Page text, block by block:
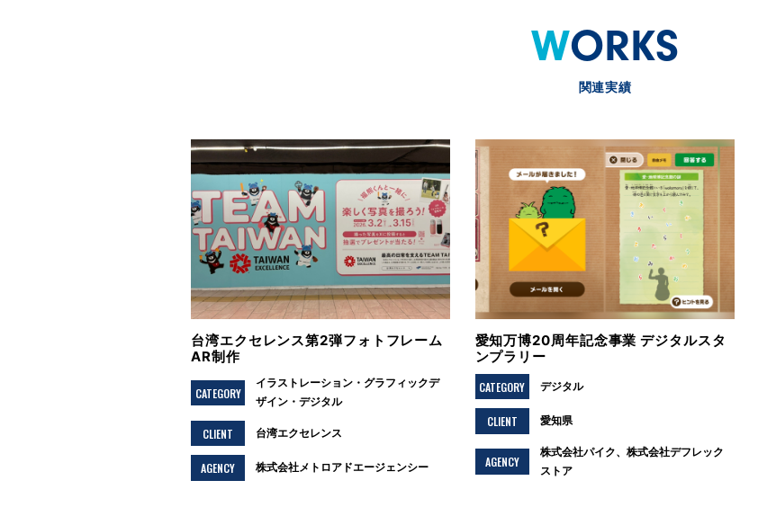
WORKS
関連実績
台湾エクセレンス第2弾フォトフレーム
AR制作
CATEGORY
イラストレーション
グラフィックデ
ザイン
デジタル
CLIENT 台湾エクセレンス
AGENCY 株式会社メトロアドエージェンシー
愛知万博20周年記念事業 デジタルスタ
ンプラリー
CATEGORY デジタル
CLIENT 愛知県
AGENCY
株式会社パイク、株式会社デフレック
ストア